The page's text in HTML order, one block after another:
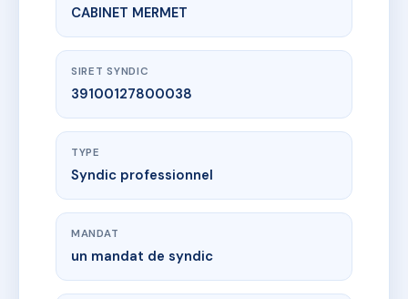
CABINET MERMET
SIRET SYNDIC
39100127800038
TYPE
Syndic professionnel
MANDAT
un mandat de syndic